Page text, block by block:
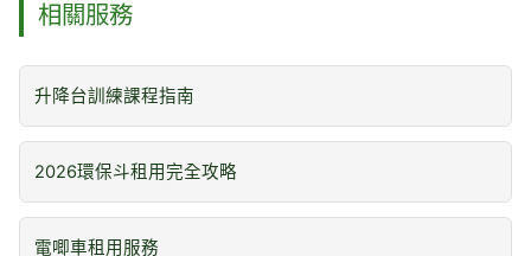
相關服務
升降台訓練課程指南
2026環保斗租用完全攻略
電唧車租用服務